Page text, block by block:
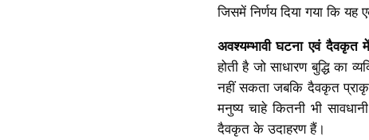
जिसमें निर्णय दिया गया कि यह
अवश्यम्भावी घटना एवं दैवकृत
होती है जो साधारण बुद्धि का
नहीं सकता जबकि दैवकृत
मनुष्य चाहे कितनी भी
दैवकृत के उदाहरण हैं।